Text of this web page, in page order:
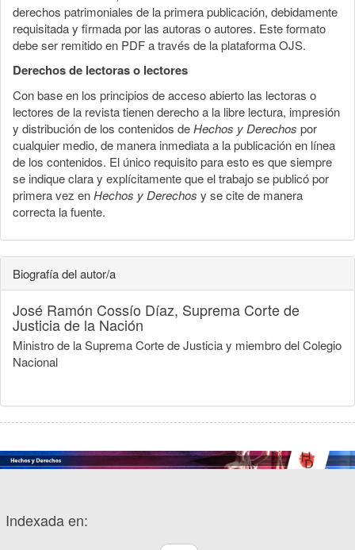
derechos patrimoniales de la primera publicación, debidamente
requisitada y firmada por las autoras o autores. Este formato
debe ser remitido en PDF a través de la plataforma OJS.
Derechos de lectoras o lectores
Con base en los principios de acceso abierto las lectoras o
lectores de la revista tienen derecho a la libre lectura, impresión
y distribución de los contenidos deHechos y Derechos por
cualquier medio, de manera inmediata a la publicación en línea
de los contenidos. El único requisito para esto es que siempre
se indique clara y explícitamente que el trabajo se publicó por
primera vez enHechos y Derechos y se cite de manera
correcta la fuente.
Biografía del autor/a
José Ramón Cossío Díaz, Suprema Corte de
Justicia de la Nación
Ministro de la Suprema Corte de Justicia y miembro del Colegio
Nacional
Indexada en: